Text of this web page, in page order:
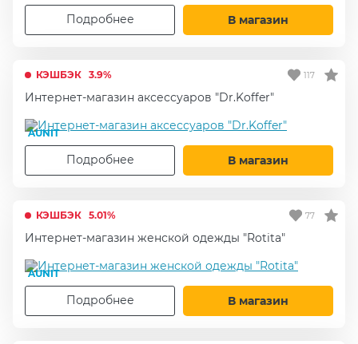
Подробнее В магазин
КЭШБЭК 3.9% 117
Интернет-магазин аксессуаров "Dr.Koffer"
AUNIT
Подробнее В магазин
КЭШБЭК 5.01% 77
Интернет-магазин женской одежды "Rotita"
AUNIT
Подробнее В магазин